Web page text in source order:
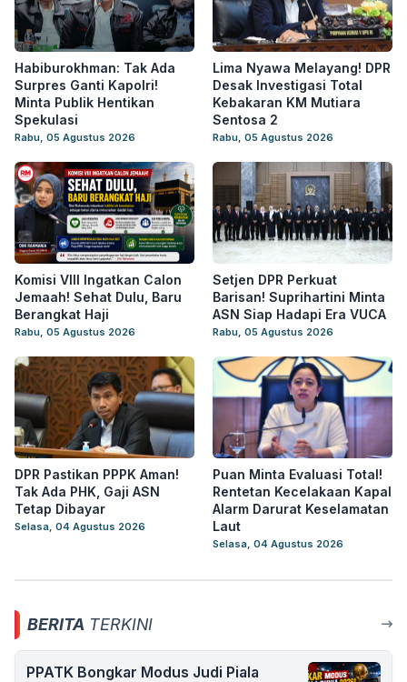
Habiburokhman: Tak Ada
Surpres Ganti Kapolri!
Minta Publik Hentikan
Spekulasi
Rabu, 05 Agustus 2026
Lima Nyawa Melayang! DPR
Desak Investigasi Total
Kebakaran KM Mutiara
Sentosa 2
Rabu, 05 Agustus 2026
Komisi VIII Ingatkan Calon
Jemaah! Sehat Dulu, Baru
Berangkat Haji
Rabu, 05 Agustus 2026
Setjen DPR Perkuat
Barisan! Suprihartini Minta
ASN Siap Hadapi Era VUCA
Rabu, 05 Agustus 2026
DPR Pastikan PPPK Aman!
Tak Ada PHK, Gaji ASN
Tetap Dibayar
Selasa, 04 Agustus 2026
Puan Minta Evaluasi Total!
Rentetan Kecelakaan Kapal
Alarm Darurat Keselamatan
Laut
Selasa, 04 Agustus 2026
BERITA TERKINI
PPATK Bongkar Modus Judi Piala